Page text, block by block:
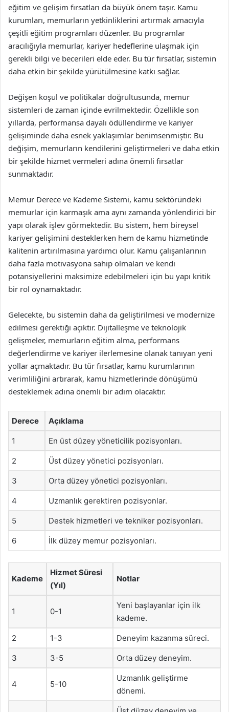
eğitim ve gelişim fırsatları da büyük önem taşır. Kamu
kurumları, memurların yetkinliklerini artırmak amacıyla
çeşitli eğitim programları düzenler. Bu programlar
aracılığıyla memurlar, kariyer hedeflerine ulaşmak için
gerekli bilgi ve becerileri elde eder. Bu tür fırsatlar, sistemin
daha etkin bir şekilde yürütülmesine katkı sağlar.
Değişen koşul ve politikalar doğrultusunda, memur
sistemleri de zaman içinde evrilmektedir. Özellikle son
yıllarda, performansa dayalı ödüllendirme ve kariyer
gelişiminde daha esnek yaklaşımlar benimsenmiştir. Bu
değişim, memurların kendilerini geliştirmeleri ve daha etkin
bir şekilde hizmet vermeleri adına önemli fırsatlar
sunmaktadır.
Memur Derece ve Kademe Sistemi, kamu sektöründeki
memurlar için karmaşık ama aynı zamanda yönlendirici bir
yapı olarak işlev görmektedir. Bu sistem, hem bireysel
kariyer gelişimini desteklerken hem de kamu hizmetinde
kalitenin artırılmasına yardımcı olur. Kamu çalışanlarının
daha fazla motivasyona sahip olmaları ve kendi
potansiyellerini maksimize edebilmeleri için bu yapı kritik
bir rol oynamaktadır.
Gelecekte, bu sistemin daha da geliştirilmesi ve modernize
edilmesi gerektiği açıktır. Dijitalleşme ve teknolojik
gelişmeler, memurların eğitim alma, performans
değerlendirme ve kariyer ilerlemesine olanak tanıyan yeni
yollar açmaktadır. Bu tür fırsatlar, kamu kurumlarının
verimliliğini artırarak, kamu hizmetlerinde dönüşümü
desteklemek adına önemli bir adım olacaktır.
Derece Açıklama
1 En üst düzey yöneticilik pozisyonları.
2 Üst düzey yönetici pozisyonları.
3 Orta düzey yönetici pozisyonları.
4 Uzmanlık gerektiren pozisyonlar.
5 Destek hizmetleri ve tekniker pozisyonları.
6 İlk düzey memur pozisyonları.
Kademe
Hizmet Süresi
(Yıl)
Notlar
1 0-1
Yeni başlayanlar için ilk
kademe.
2 1-3 Deneyim kazanma süreci.
3 3-5 Orta düzey deneyim.
4 5-10
Uzmanlık geliştirme
dönemi.